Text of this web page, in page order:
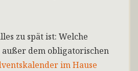
zu spät ist: Welche
dem obligatorischen
im Hause